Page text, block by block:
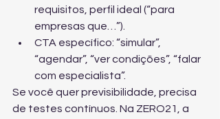
requisitos, perfil ideal (“para
empresas que…”).
CTA específico: “simular”,
“agendar”, “ver condições”, “falar
com especialista”.
Se você quer previsibilidade, precisa
de testes contínuos. Na ZERO21, a